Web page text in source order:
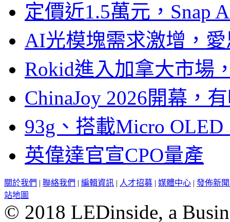
定價近1.5萬元，Snap
AI光模塊需求激增，
Rokid進入加拿大市場
ChinaJoy 2026開幕，
93g、搭載Micro
英偉達官宣CPO量產
關於我們 | 聯絡我們 | 編輯資訊 | 人才招募 | 媒體中心 | 發佈新
站地圖
© 2018 LEDinside, a